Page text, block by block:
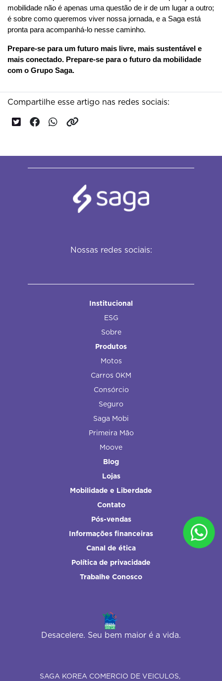
mobilidade não é apenas uma questão de ir de um lugar a outro;
é sobre como queremos viver nossa jornada, e a Saga está
pronta para acompanhá-lo nesse caminho.
Prepare-se para um futuro mais livre, mais sustentável e
mais conectado. Prepare-se para o futuro da mobilidade
com o Grupo Saga.
Compartilhe esse artigo nas redes sociais:
Nossas redes sociais:
Institucional
ESG
Sobre
Produtos
Motos
Carros 0KM
Consórcio
Seguro
Saga Mobi
Primeira Mão
Moove
Blog
Lojas
Mobilidade e Liberdade
Contato
Pós-vendas
Informações financeiras
Canal de ética
Política de privacidade
Trabalhe Conosco
Desacelere. Seu bem maior é a vida.
SAGA KOREA COMERCIO DE VEICULOS,